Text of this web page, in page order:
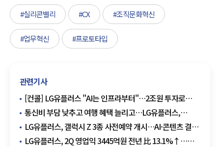
#실리콘밸리 #CX #조직문화혁신
#업무혁신 #프로토타입
관련기사
[컨콜] LG유플러스 "AI는 인프라부터"…2조원 투자로
AIDC 사업 속도
통신비 부담 낮추고 여행 혜택 늘리고…LG유플러스,
민생안정 후속 지원 나선다
LG유플러스, 갤럭시 Z 3종 사전예약 개시…AI·콘텐츠 결합
서비스 선봬
LG유플러스, 2Q 영업익 3445억원 전년 比 13.1%↑…